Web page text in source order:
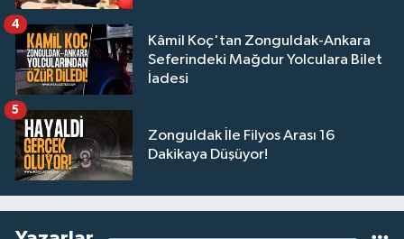
Kâmil Koç'tan Zonguldak-Ankara
Seferindeki Mağdur Yolculara Bilet
İadesi
4
Zonguldak İle Filyos Arası 16
Dakikaya Düşüyor!
5